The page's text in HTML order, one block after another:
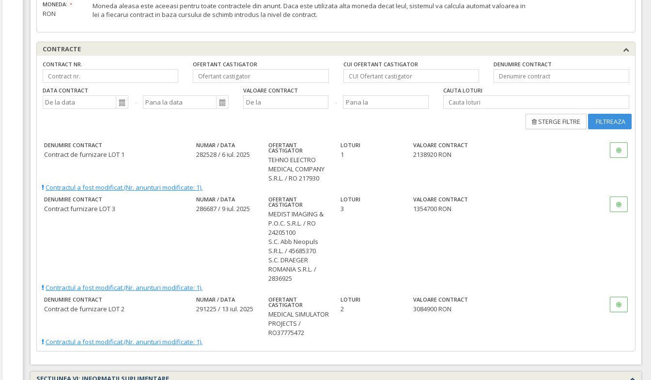
MONEDA:
RON
Moneda aleasa este aceeasi pentru toate contractele din anunt. Daca este utilizata alta moneda decat leul, sistemul va calcula automat valoarea in
lei a fiecarui contract in baza cursului de schimb introdus la nivel de contract.
CONTRACTE
CONTRACT NR. OFERTANT CASTIGATOR CUI OFERTANT CASTIGATOR DENUMIRE CONTRACT
DATA CONTRACT VALOARE CONTRACT CAUTA LOTURI
STERGE FILTRE FILTREAZA
DENUMIRE CONTRACT
Contract de furnizare LOT 1
NUMAR / DATA
282528 / 6 iul. 2025
OFERTANT
CASTIGATOR
TEHNO ELECTRO
MEDICAL COMPANY
S.R.L. / RO 217930
LOTURI
1
VALOARE CONTRACT
2138920 RON
Contractul a fost modificat.(Nr. anunturi modificate: 1).
DENUMIRE CONTRACT
Contract furnizare LOT 3
NUMAR / DATA
286687 / 9 iul. 2025
OFERTANT
CASTIGATOR
MEDIST IMAGING &
P.O.C. S.R.L. / RO
24205100
S.C. Abb Neopuls
S.R.L. / 45685370
S.C. DRAEGER
ROMANIA S.R.L. /
2836925
LOTURI
3
VALOARE CONTRACT
1354700 RON
Contractul a fost modificat.(Nr. anunturi modificate: 1).
DENUMIRE CONTRACT
Contract de furnizare LOT 2
NUMAR / DATA
291225 / 13 iul. 2025
OFERTANT
CASTIGATOR
MEDICAL SIMULATOR
PROJECTS /
RO37775472
LOTURI
2
VALOARE CONTRACT
3084900 RON
Contractul a fost modificat.(Nr. anunturi modificate: 1).